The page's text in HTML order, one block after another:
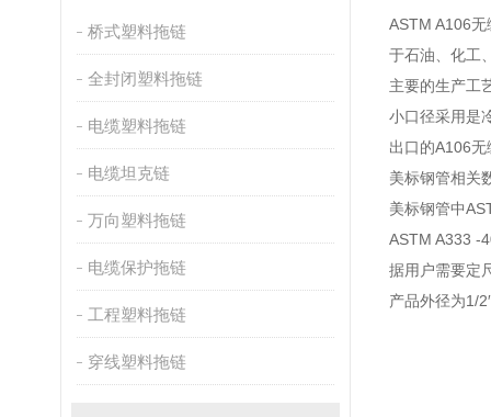
桥式塑料拖链
全封闭塑料拖链
电缆塑料拖链
电缆坦克链
万向塑料拖链
电缆保护拖链
工程塑料拖链
穿线塑料拖链
ASTM A106
于石油、化工
主要的生产工
小口径采用是
出口的A106
美标钢管相关
美标钢管中
ASTM A333 -
据用户需要定
产品外径为1/